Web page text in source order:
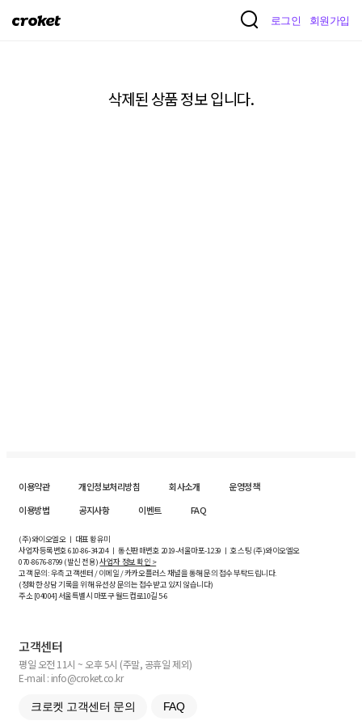
크
로그인 회원가입
삭제된 상품 정보 입니다.
이용약관 개인정보처리방침 회사소개
운영정책
이용방법
공지사항 이벤트 FAQ
(주)와이오엘오 ㅣ 대표 황유미
사업자등록번호610-86-34204ㅣ 통신판매번호 2019-서울마포-1239 ㅣ 호스팅 (주)와이오엘오
070-8676-8799 (발신 전용)사업자 정보 확인 >
고객 문의: 우측 고객센터 / 이메일 / 카카오플러스 채널을 통해 문의 접수 부탁드립니다.
(정확한 상담 기록을 위해 유선상 문의는 접수받고 있지 않습니다)
주소 [04004] 서울특별시 마포구 월드컵로10길5-6
고객센터
평일 오전 11시 ~ 오후 5시 (주말, 공휴일 제외)
E-mail : info@croket.co.kr
크로켓 고객센터 문의 FAQ